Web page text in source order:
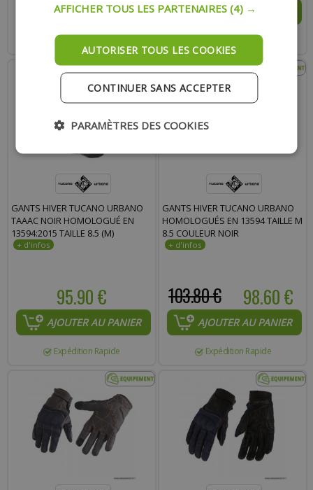
AJOUTER AU PANIER
Expédition Rapide
AJOUTER AU PANIER
Expédition Rapide
GANTS HIVER TUCANO URBANO
TAAAC NOIR HOMOLOGUÉ EN
13594:2015 TAILLE 8.5 (M)
95.90 €
AJOUTER AU PANIER
Expédition Rapide
- 5%
GANTS HIVER TUCANO URBANO
HOMOLOGUÉS EN 13594 TAILLE M
8.5 COULEUR NOIR
98.60 €
103.80 €
AJOUTER AU PANIER
Expédition Rapide
AFFICHER TOUS LES PARTENAIRES(4) →
AUTORISER TOUS LES COOKIES
CONTINUER SANS ACCEPTER
PARAMÈTRES DES COOKIES